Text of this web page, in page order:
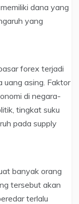
dana yang
yang
forex terjadi
uang asing. Faktor
di negara-
tingkat suku
pada supply
banyak orang
tersebut akan
terlalu